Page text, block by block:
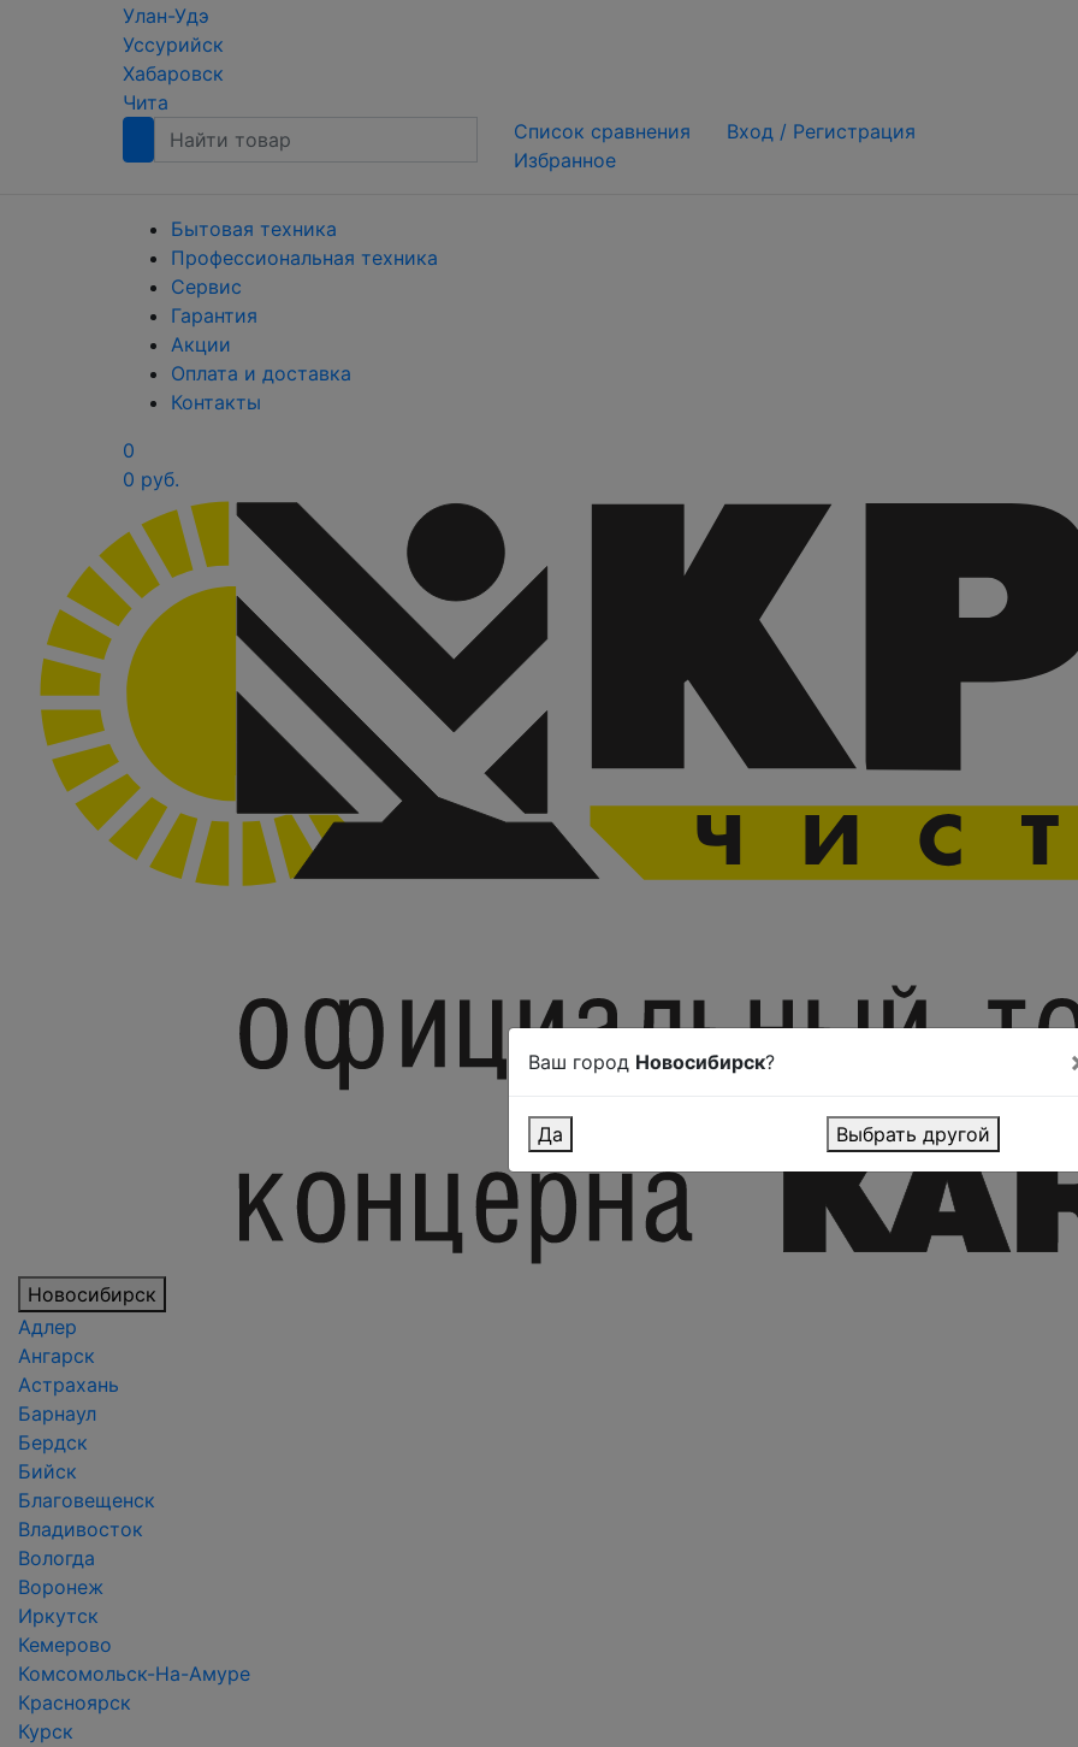
Улан-Удэ
Уссурийск
Хабаровск
Чита
Список сравнения
Избранное
Вход / Регистрация
Бытовая техника
Профессиональная техника
Сервис
Гарантия
Акции
Оплата и доставка
Контакты
0
0 руб.
Новосибирск
Адлер
Ангарск
Астрахань
Барнаул
Бердск
Бийск
Благовещенск
Владивосток
Вологда
Воронеж
Иркутск
Кемерово
Комсомольск-На-Амуре
Красноярск
Курск
Ваш город Новосибирск?
Да Выбрать другой